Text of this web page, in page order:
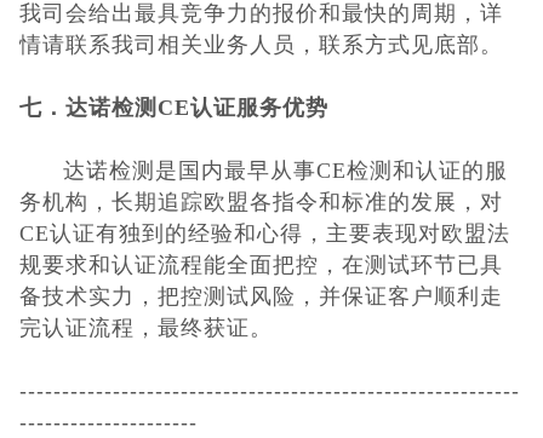
我司会给出最具竞争力的报价和最快的周期，详
情请联系我司相关业务人员，联系方式见底部。
七． 达诺检测CE认证服务优势
达诺检测是国内最早从事CE检测和认证的服
务机构，长期追踪欧盟各指令和标准的发展，对
CE认证有独到的经验和心得，主要表现对欧盟法
规要求和认证流程能全面把控，在测试环节已具
备技术实力，把控测试风险，并保证客户顺利走
完认证流程，最终获证。
-----------------------------------------------------------
---------------------